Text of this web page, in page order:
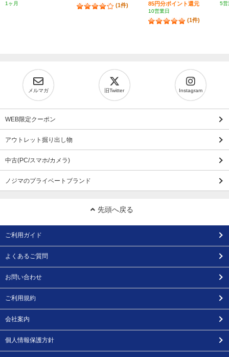
1ヶ月
(1件) 85円分ポイント還元
10営業日
(1件)
5営
メルマガ 旧Twitter Instagram
WEB限定クーポン
アウトレット掘り出し物
中古(PC/スマホ/カメラ)
ノジマのプライベートブランド
先頭へ戻る
ご利用ガイド
よくあるご質問
お問い合わせ
ご利用規約
会社案内
個人情報保護方針